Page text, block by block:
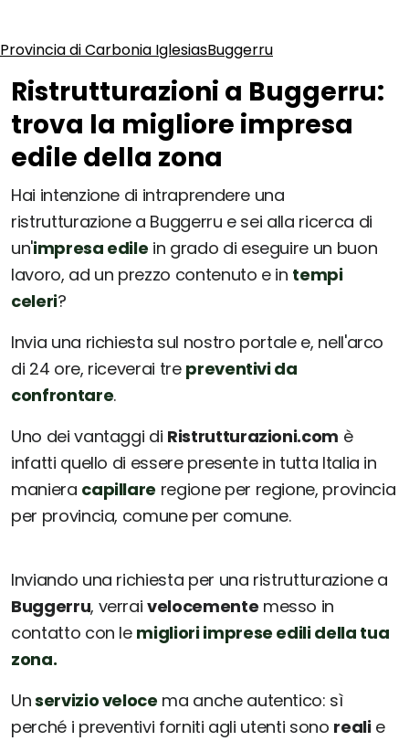
Provincia di Carbonia IglesiasBuggerru
Ristrutturazioni a Buggerru:
trova la migliore impresa
edile della zona
Hai intenzione di intraprendere una
ristrutturazione a Buggerru e sei alla ricerca di
un'impresa edile in grado di eseguire un buon
lavoro, ad un prezzo contenuto e in tempi
celeri?
Invia una richiesta sul nostro portale e, nell'arco
di 24 ore, riceverai tre preventivi da
confrontare.
Uno dei vantaggi di Ristrutturazioni.com è
infatti quello di essere presente in tutta Italia in
maniera capillare regione per regione, provincia
per provincia, comune per comune.
Inviando una richiesta per una ristrutturazione a
Buggerru, verraivelocemente messo in
contatto con le migliori imprese edili della tua
zona.
Unservizio veloce ma anche autentico: sì
perché i preventivi forniti agli utenti sono realie